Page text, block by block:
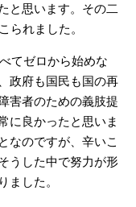
と思います。その二
られました。
てゼロから始めな
政府も国民も国の再
害者のための義肢提
に良かったと思いま
なのですが、辛いこ
うした中で努力が形
ました。